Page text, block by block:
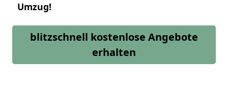
Umzug!
blitzschnell kostenlose Angebote
erhalten